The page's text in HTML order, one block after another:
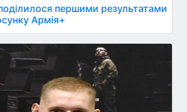
першими результатами
Армія+